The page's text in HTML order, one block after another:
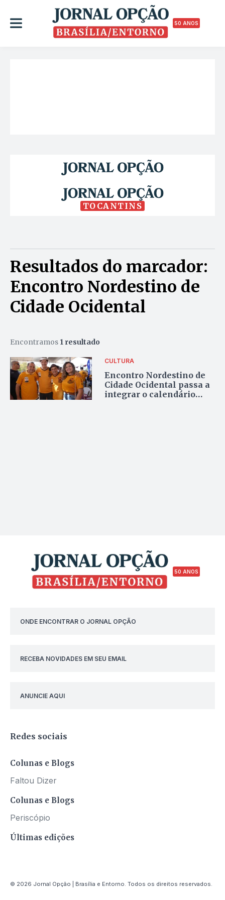
50 ANOS
TOCANTINS
Resultados do marcador:
Encontro Nordestino de
Cidade Ocidental
Encontramos 1 resultado
CULTURA
Encontro Nordestino de
Cidade Ocidental passa a
integrar o calendário
50 ANOS
ONDE ENCONTRAR O JORNAL OPÇÃO
RECEBA NOVIDADES EM SEU EMAIL
ANUNCIE AQUI
Redes sociais
Colunas e Blogs
Faltou Dizer
Colunas e Blogs
Periscópio
Últimas edições
© 2026 Jornal Opção | Brasília e Entorno. Todos os direitos reservados.